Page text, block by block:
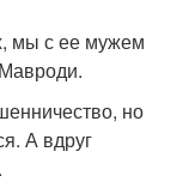
мы с ее мужем
но
А вдруг